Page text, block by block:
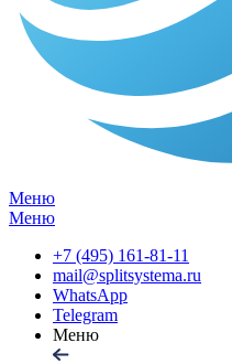
Меню
Меню
+7 (495) 161-81-11
mail@splitsystema.ru
WhatsApp
Telegram
Меню